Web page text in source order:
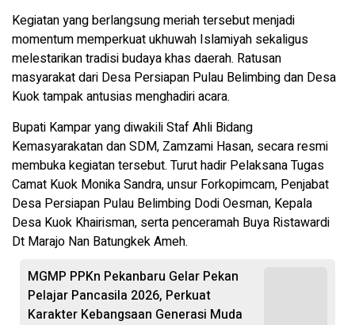
Kegiatan yang berlangsung meriah tersebut menjadi
momentum memperkuat ukhuwah Islamiyah sekaligus
melestarikan tradisi budaya khas daerah. Ratusan
masyarakat dari Desa Persiapan Pulau Belimbing dan Desa
Kuok tampak antusias menghadiri acara.
Bupati Kampar yang diwakili Staf Ahli Bidang
Kemasyarakatan dan SDM, Zamzami Hasan, secara resmi
membuka kegiatan tersebut. Turut hadir Pelaksana Tugas
Camat Kuok Monika Sandra, unsur Forkopimcam, Penjabat
Desa Persiapan Pulau Belimbing Dodi Oesman, Kepala
Desa Kuok Khairisman, serta penceramah Buya Ristawardi
Dt Marajo Nan Batungkek Ameh.
MGMP PPKn Pekanbaru Gelar Pekan
Pelajar Pancasila 2026, Perkuat
Karakter Kebangsaan Generasi Muda